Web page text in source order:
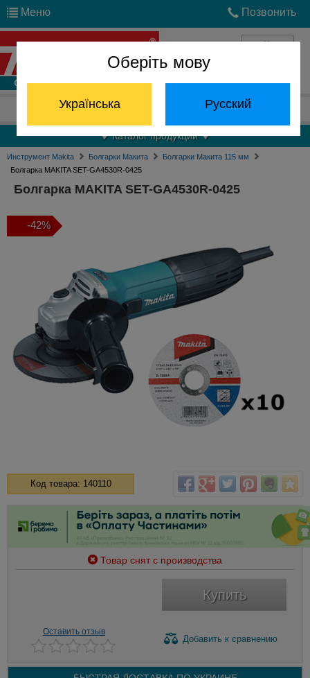
Оберіть мову
Українська Русский
Меню Позвонить
Войти
Отдел запчастей: (068) 824-24-24
Каталог продукции
Инструмент Makita Болгарки Макита
Болгарки Макита 115 мм
Болгарка MAKITA SET-GA4530R-0425
Болгарка MAKITA SET-GA4530R-0425
-42%
Код товара: 140110
Товар снят с производства
Купить
Оставить отзыв
Добавить к сравнению